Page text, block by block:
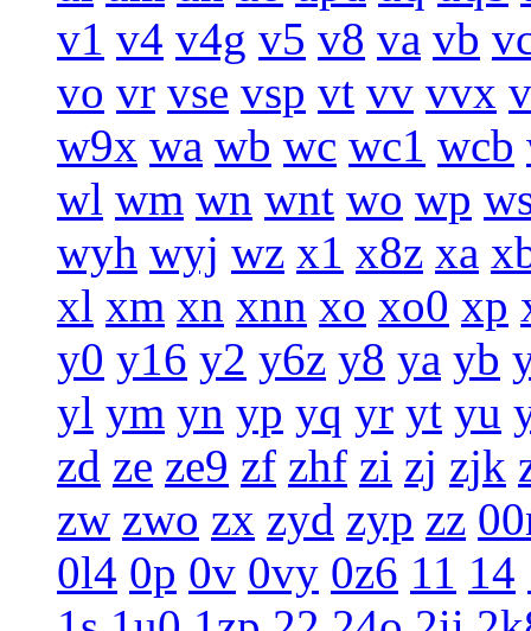
v1 v4 v4g v5 v8 va vb
vo vr vse vsp vt vv vvx
w9x wa wb wc wc1 wcb
wl wm wn wnt wo wp
wyh wyj wz x1 x8z xa
xl xm xn xnn xo xo0 xp
y0 y16 y2 y6z y8 ya yb
yl ym yn yp yq yr yt yu
zd ze ze9 zf zhf zi zj zjk
zw zwo zx zyd zyp zz
0l4 0p 0v 0vy 0z6 11 14